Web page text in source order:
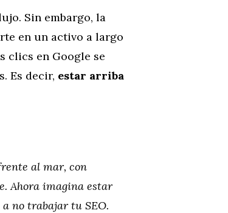
Sin embargo, la
en un activo a largo
clics en Google se
Es decir, estar arriba
al mar, con
Ahora imagina estar
no trabajar tu SEO.